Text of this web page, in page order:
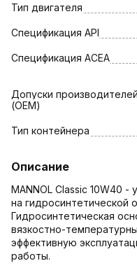
Тип двигателя
Спецификация API
Спецификация АСЕА
Допуски производителей
(OEM)
Тип контейнера
Описание
MANNOL Classic 10W40
на гидросинтетической
Гидросинтетическая
вязкостно-
эффективную
работы.